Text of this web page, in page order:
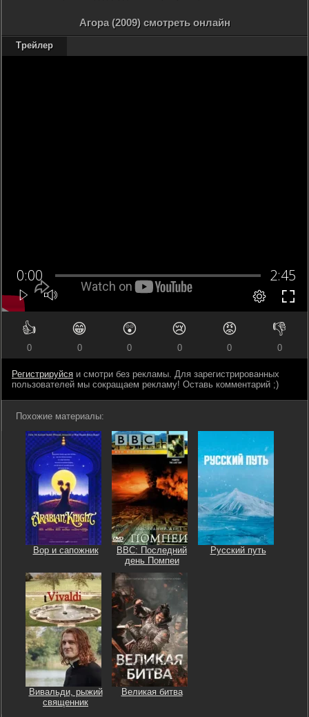
Агора (2009) смотреть онлайн
Трейлер
👍
0
😁
0
😲
0
😢
0
😡
0
👎
0
Регистрируйся и смотри без рекламы. Для зарегистрированных
пользователей мы сокращаем рекламу! Оставь комментарий ;)
Похожие материалы:
Вор и сапожник
BBC: Последний
день Помпеи
Русский путь
Вивальди, рыжий
священник
Великая битва